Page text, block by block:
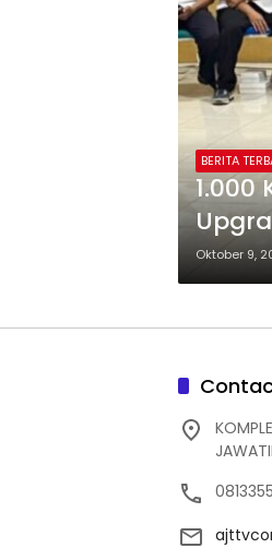
BERITA
1.000
Oktober 9,